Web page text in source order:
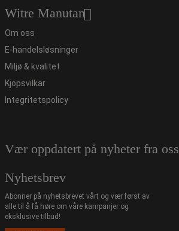
Witre Manutan
Om oss
E-handelsløsninger
Miljø & kvalitet
Kjopsvilkar
Integritetspolicy
Vær oppdatert på nyheter fra oss
Nyhetsbrev
Abonner på nyhetsbrevet vårt og vær først av
alle til å få høre om våre kampanjer og
eksklusive tilbud!